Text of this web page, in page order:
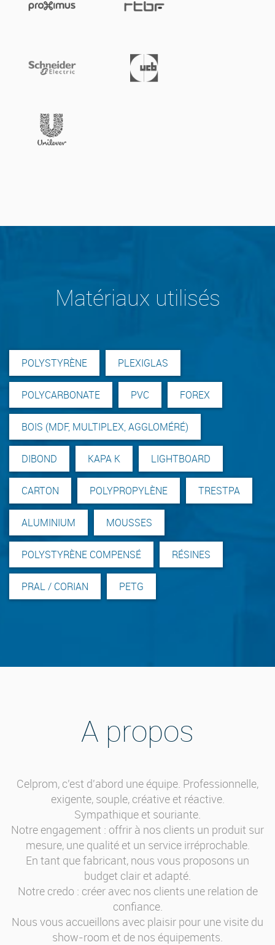
Matériaux utilisés
POLYSTYRÈNE PLEXIGLAS
POLYCARBONATE PVC FOREX
BOIS (MDF, MULTIPLEX, AGGLOMÉRÉ)
DIBOND KAPA K LIGHTBOARD
CARTON POLYPROPYLÈNE TRESTPA
ALUMINIUM MOUSSES
POLYSTYRÈNE COMPENSÉ RÉSINES
PRAL / CORIAN PETG
A propos
Celprom, c'est d'abord une équipe. Professionnelle,
exigente, souple, créative et réactive.
Sympathique et souriante.
Notre engagement : offrir à nos clients un produit sur
mesure, une qualité et un service irréprochable.
En tant que fabricant, nous vous proposons un
budget clair et adapté.
Notre credo : créer avec nos clients une relation de
confiance.
Nous vous accueillons avec plaisir pour une visite du
show-room et de nos équipements.